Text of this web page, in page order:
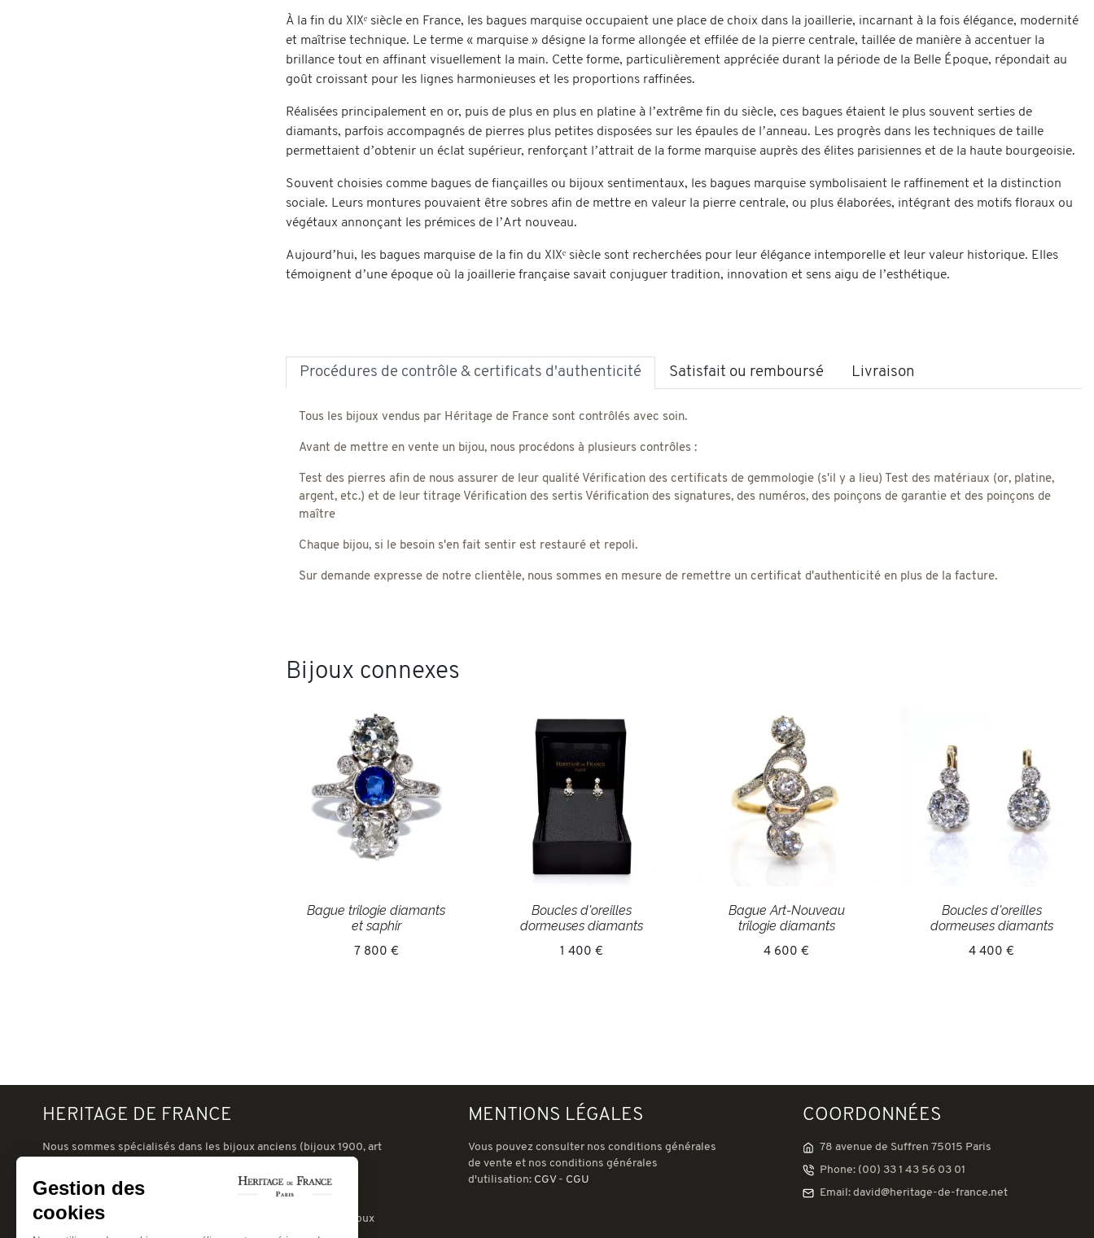
À la fin du XIXᵉ siècle en France, les bagues marquise occupaient une place de choix dans la joaillerie, incarnant à la fois élégance, modernité
et maîtrise technique. Le terme « marquise » désigne la forme allongée et effilée de la pierre centrale, taillée de manière à accentuer la
brillance tout en affinant visuellement la main. Cette forme, particulièrement appréciée durant la période de la Belle Époque, répondait au
goût croissant pour les lignes harmonieuses et les proportions raffinées.
Réalisées principalement en or, puis de plus en plus en platine à l’extrême fin du siècle, ces bagues étaient le plus souvent serties de
diamants, parfois accompagnés de pierres plus petites disposées sur les épaules de l’anneau. Les progrès dans les techniques de taille
permettaient d’obtenir un éclat supérieur, renforçant l’attrait de la forme marquise auprès des élites parisiennes et de la haute bourgeoisie.
Souvent choisies comme bagues de fiançailles ou bijoux sentimentaux, les bagues marquise symbolisaient le raffinement et la distinction
sociale. Leurs montures pouvaient être sobres afin de mettre en valeur la pierre centrale, ou plus élaborées, intégrant des motifs floraux ou
végétaux annonçant les prémices de l’Art nouveau.
Aujourd’hui, les bagues marquise de la fin du XIXᵉ siècle sont recherchées pour leur élégance intemporelle et leur valeur historique. Elles
témoignent d’une époque où la joaillerie française savait conjuguer tradition, innovation et sens aigu de l’esthétique.
Procédures de contrôle & certificats d'authenticité Satisfait ou remboursé Livraison
Tous les bijoux vendus par Héritage de France sont contrôlés avec soin.
Avant de mettre en vente un bijou, nous procédons à plusieurs contrôles :
Test des pierres afin de nous assurer de leur qualité Vérification des certificats de gemmologie (s'il y a lieu) Test des matériaux (or, platine,
argent, etc.) et de leur titrage Vérification des sertis Vérification des signatures, des numéros, des poinçons de garantie et des poinçons de
maître
Chaque bijou, si le besoin s'en fait sentir est restauré et repoli.
Sur demande expresse de notre clientèle, nous sommes en mesure de remettre un certificat d'authenticité en plus de la facture.
Bijoux connexes
Bague trilogie diamants
et saphir
7 800 €
Boucles d'oreilles
dormeuses diamants
1 400 €
Bague Art-Nouveau
trilogie diamants
4 600 €
Boucles d'oreilles
dormeuses diamants
4 400 €
HERITAGE DE FRANCE
Nous sommes spécialisés dans les bijoux anciens (bijoux 1900, art
nouveau, art-déco 1930, tank 1940 ou postérieur) et les bijoux
signés d'occasion (Cartier, VCA, Boucheron, Chaumet, etc.).
Notre galerie à Paris, au coeur du village suisse, à deux pas du
Champ de Mars, peut vous recevoir pour des expertises de bijoux
anciens.
MENTIONS LÉGALES
Vous pouvez consulter nos conditions générales
de vente et nos conditions générales
d'utilisation: CGV- CGU
COORDONNÉES
78 avenue de Suffren 75015 Paris
Phone: (00) 33 1 43 56 03 01
Email: david@heritage-de-france.net
Gestion des
cookies